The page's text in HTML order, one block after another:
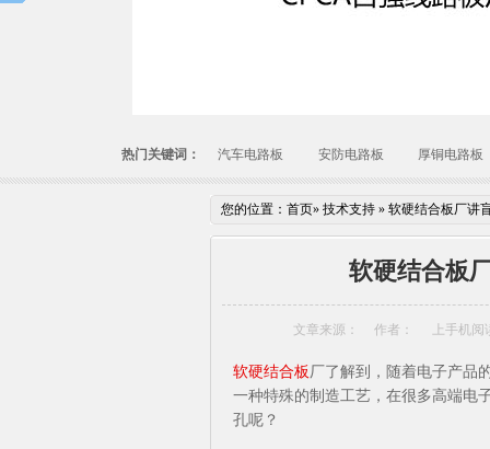
热门关键词： 汽车电路板 安防电路板 厚铜电路板
您的位置： 首页» 技术支持 » 软硬结合板厂讲
软硬结合板
文章来源： 作者： 上手机阅
软硬结合板厂了解到，随着电子产品
一种特殊的制造工艺，在很多高端电
孔呢？